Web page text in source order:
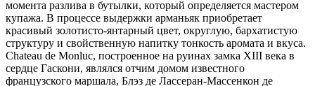
момента разлива в бутылки, который определяется мастером
купажа. В процессе выдержки арманьяк приобретает
красивый золотисто-янтарный цвет, округлую, бархатистую
структуру и свойственную напитку тонкость аромата и вкуса.
Chateau de Monluc, построенное на руинах замка XIII века в
сердце Гаскони, являлся отчим домом известного
французского маршала, Блэз де Лассеран-Массенкон де